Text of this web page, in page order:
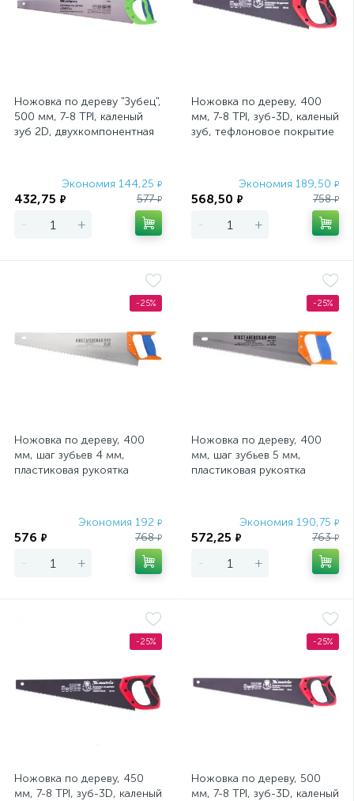
Ножовка по дереву "Зубец",
500 мм, 7-8 TPI, каленый
зуб 2D, двухкомпонентная
Экономия 144,25 ₽
432,75 ₽ 577₽
- +
Ножовка по дереву, 400
мм, 7-8 TPI, зуб-3D, каленый
зуб, тефлоновое покрытие
Экономия 189,50 ₽
568,50 ₽ 758₽
- +
-25%
Ножовка по дереву, 400
мм, шаг зубьев 4 мм,
пластиковая рукоятка
Экономия 192 ₽
576 ₽ 768₽
- +
-25%
Ножовка по дереву, 400
мм, шаг зубьев 5 мм,
пластиковая рукоятка
Экономия 190,75 ₽
572,25 ₽ 763₽
- +
-25%
Ножовка по дереву, 450
мм, 7-8 TPI, зуб-3D, каленый
-25%
Ножовка по дереву, 500
мм, 7-8 TPI, зуб-3D, каленый